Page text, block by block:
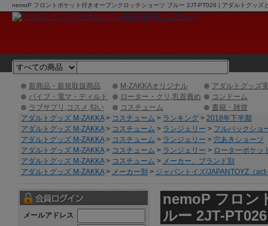
nemoP フロントポケット付きオープンクロッチショーツ ブルー 2JT-PT026 | アダルトグッ
新商品・新規取扱商品 M-ZAKKAオリジナル
アダルトグッズ
バイブ・電マ・ディルド
ローター・クリ,乳首責め
コンドーム
ラブサプリ,コスメ,匂い
コスチューム
書籍・雑貨
アダルトグッズ M-ZAKKA> コスチューム > ランキング > 2018年下半期
アダルトグッズ M-ZAKKA> コスチューム > ランジェリー > フルバックショ
アダルトグッズ M-ZAKKA> コスチューム > ランジェリー > 穴あきショーツ
アダルトグッズ M-ZAKKA> コスチューム > ランジェリー > ローターポケッ
アダルトグッズ M-ZAKKA> コスチューム > メーカー、ブランド別
アダルトグッズ M-ZAKKA> メーカー別 > ジャパントイズ/JAPANTOYZ（
nemoP フロン
ルー 2JT-PT026
メールアドレス